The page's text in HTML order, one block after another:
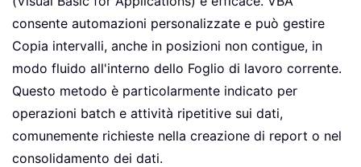
consente automazioni personalizzate e può gestire
Copia intervalli, anche in posizioni non contigue, in
modo fluido all'interno dello Foglio di lavoro corrente.
Questo metodo è particolarmente indicato per
operazioni batch e attività ripetitive sui dati,
comunemente richieste nella creazione di report o nel
consolidamento dei dati.